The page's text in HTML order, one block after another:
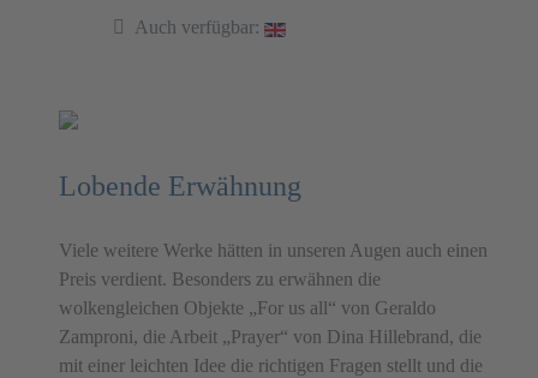
Auch verfügbar:
Lobende Erwähnung
Viele weitere Werke hätten in unseren Augen auch einen
Preis verdient. Besonders zu erwähnen die
wolkengleichen Objekte „For us all“ von Geraldo
Zamproni, die Arbeit „Prayer“ von Dina Hillebrand, die
mit einer leichten Idee die richtigen Fragen stellt und die